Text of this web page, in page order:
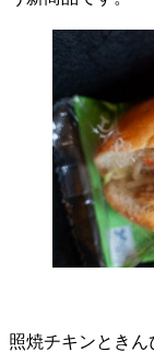
照焼チキンとき